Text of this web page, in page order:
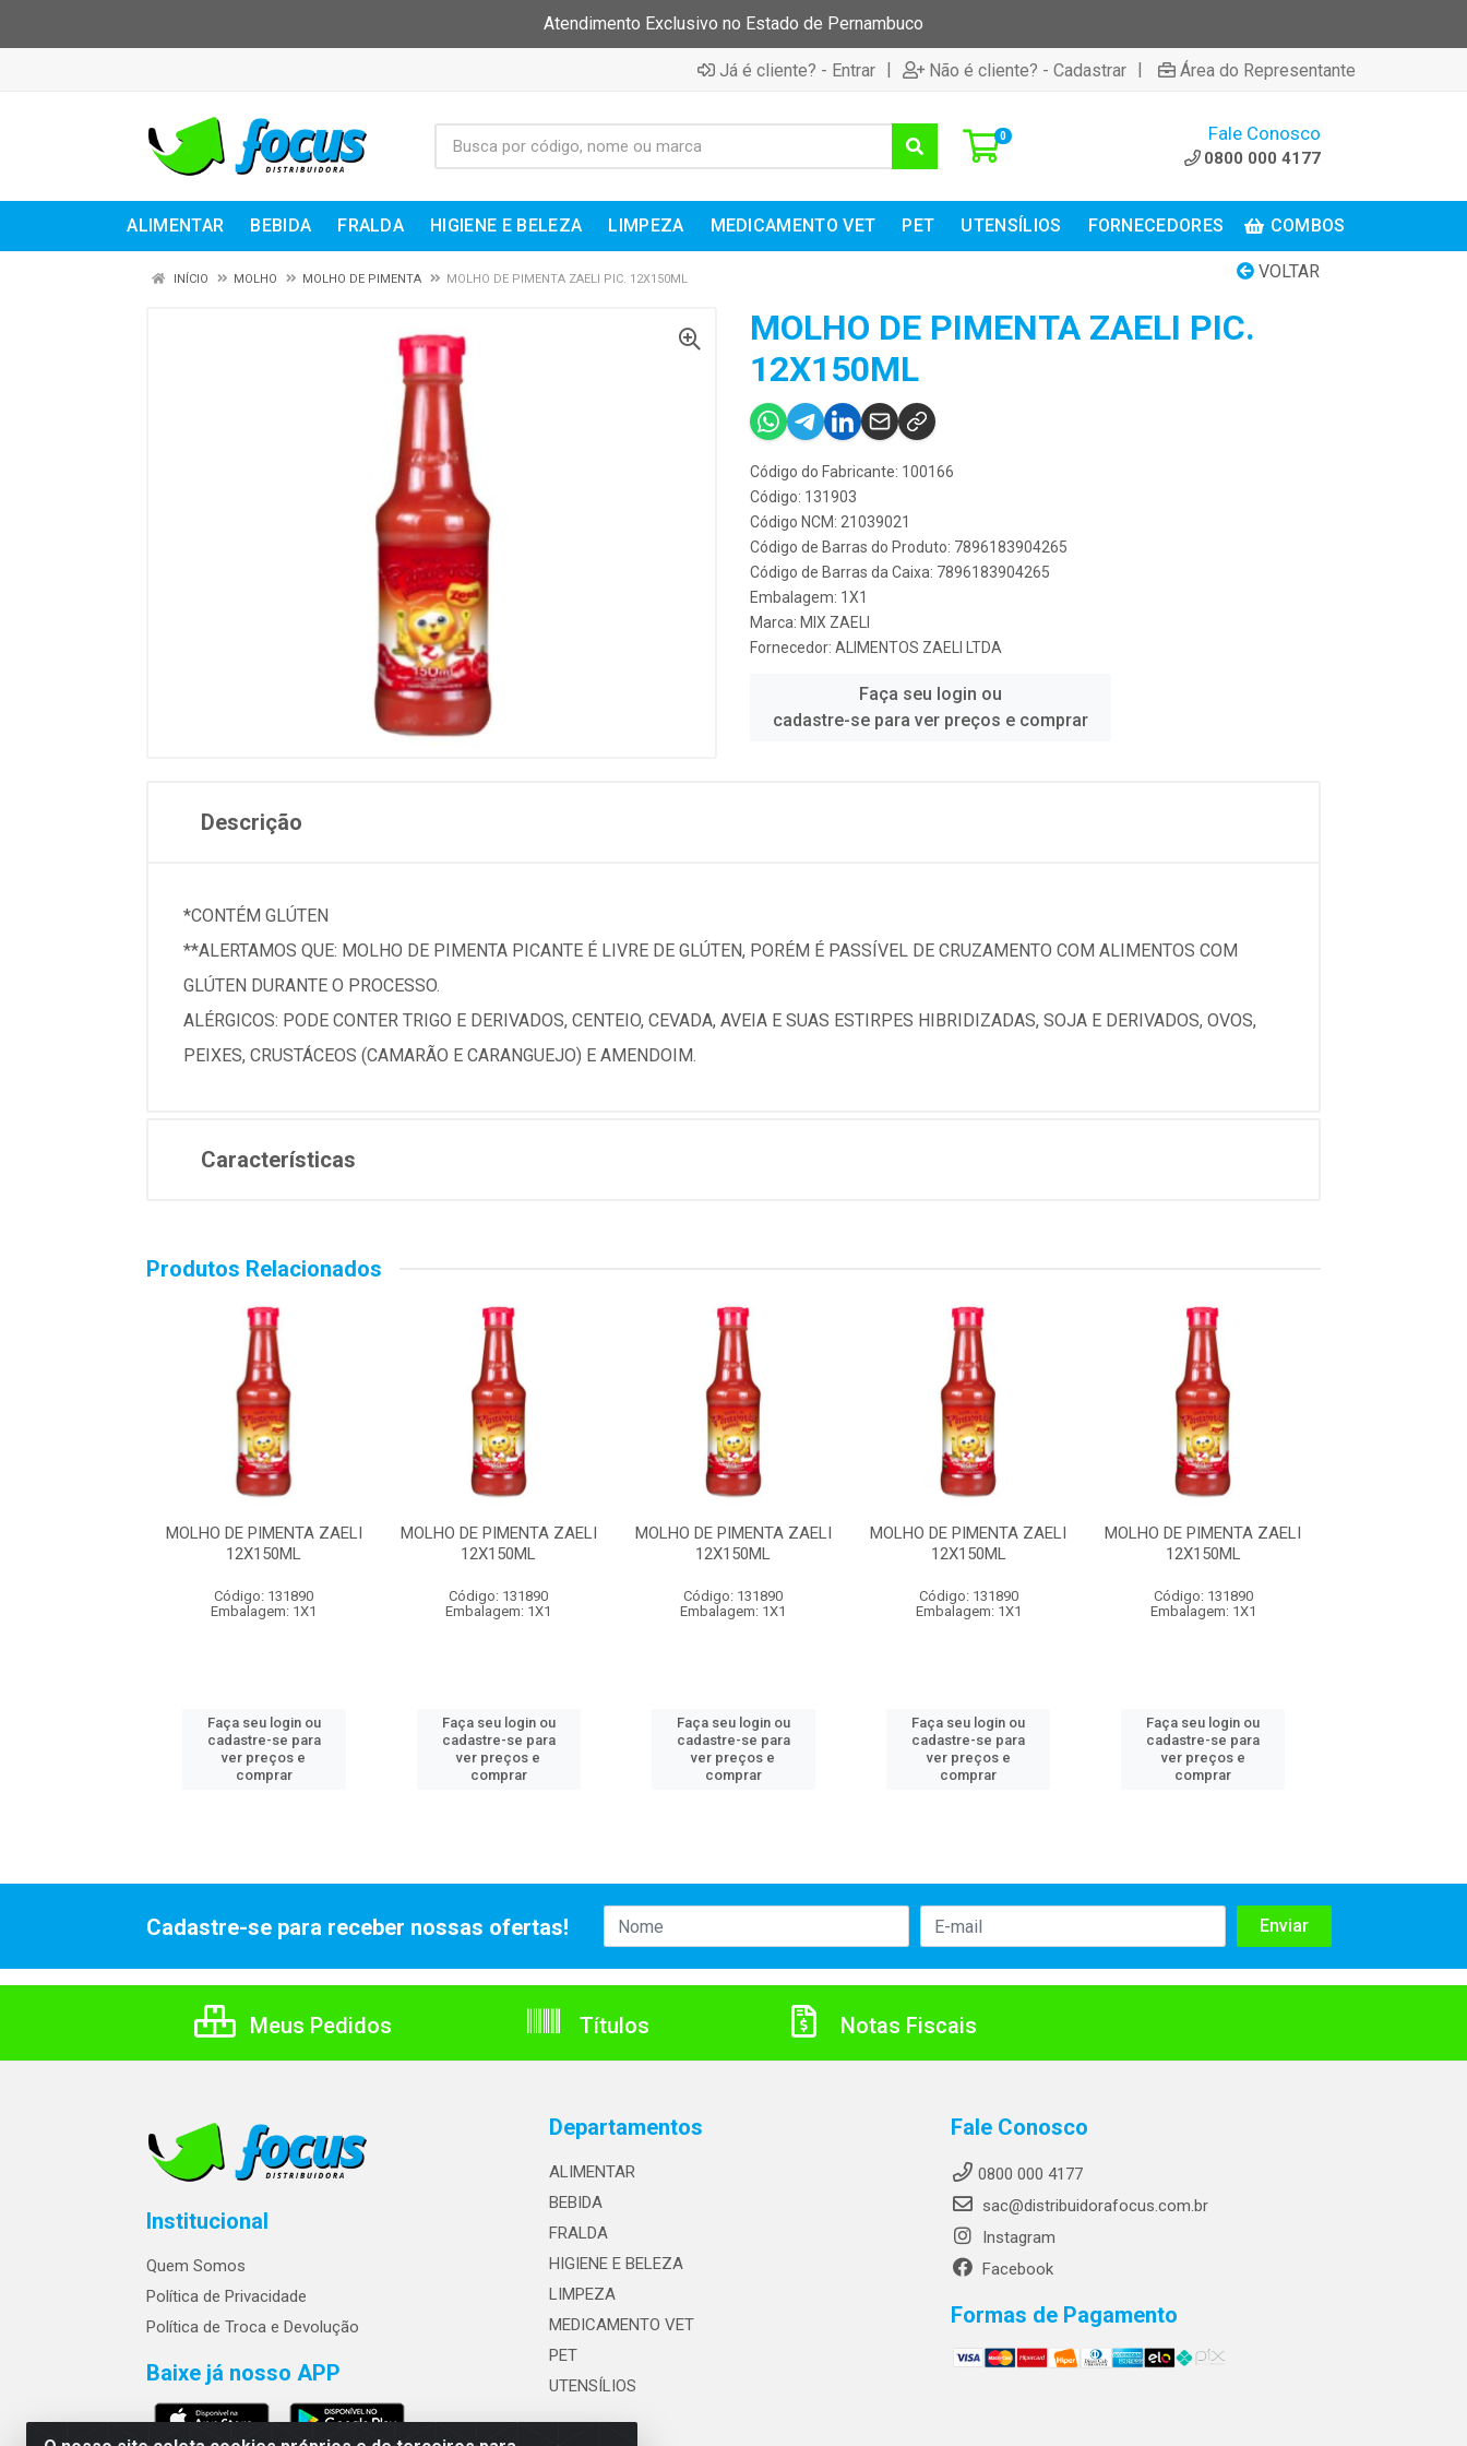
Atendimento Exclusivo no Estado de Pernambuco
Já é cliente? - Entrar | Não é cliente? - Cadastrar | Área do Representante
0 Fale Conosco
0800 000 4177
ALIMENTAR BEBIDA FRALDA HIGIENE E BELEZA LIMPEZA MEDICAMENTO VET PET UTENSÍLIOS FORNECEDORES COMBOS
VOLTAR
INÍCIO MOLHO MOLHO DE PIMENTA MOLHO DE PIMENTA ZAELI PIC. 12X150ML
MOLHO DE PIMENTA ZAELI PIC.
12X150ML
Código do Fabricante: 100166
Código: 131903
Código NCM: 21039021
Código de Barras do Produto: 7896183904265
Código de Barras da Caixa: 7896183904265
Embalagem: 1X1
Marca: MIX ZAELI
Fornecedor: ALIMENTOS ZAELI LTDA
Faça seu login ou
cadastre-se para ver preços e comprar
Descrição
*CONTÉM GLÚTEN
**ALERTAMOS QUE: MOLHO DE PIMENTA PICANTE É LIVRE DE GLÚTEN, PORÉM É PASSÍVEL DE CRUZAMENTO COM ALIMENTOS COM
GLÚTEN DURANTE O PROCESSO.
ALÉRGICOS: PODE CONTER TRIGO E DERIVADOS, CENTEIO, CEVADA, AVEIA E SUAS ESTIRPES HIBRIDIZADAS, SOJA E DERIVADOS, OVOS,
PEIXES, CRUSTÁCEOS (CAMARÃO E CARANGUEJO) E AMENDOIM.
Características
Produtos Relacionados
MOLHO DE PIMENTA ZAELI
12X150ML
Código: 131890
Embalagem: 1X1
Faça seu login ou
cadastre-se para
ver preços e
comprar
MOLHO DE PIMENTA ZAELI
12X150ML
Código: 131890
Embalagem: 1X1
Faça seu login ou
cadastre-se para
ver preços e
comprar
MOLHO DE PIMENTA ZAELI
12X150ML
Código: 131890
Embalagem: 1X1
Faça seu login ou
cadastre-se para
ver preços e
comprar
MOLHO DE PIMENTA ZAELI
12X150ML
Código: 131890
Embalagem: 1X1
Faça seu login ou
cadastre-se para
ver preços e
comprar
MOLHO DE PIMENTA ZAELI
12X150ML
Código: 131890
Embalagem: 1X1
Faça seu login ou
cadastre-se para
ver preços e
comprar
Cadastre-se para receber nossas ofertas!
Meus Pedidos Títulos Notas Fiscais
Institucional
Quem Somos
Política de Privacidade
Política de Troca e Devolução
Baixe já nosso APP
Departamentos
ALIMENTAR
BEBIDA
FRALDA
HIGIENE E BELEZA
LIMPEZA
MEDICAMENTO VET
PET
UTENSÍLIOS
Fale Conosco
0800 000 4177
sac@distribuidorafocus.com.br
Instagram
Facebook
Formas de Pagamento